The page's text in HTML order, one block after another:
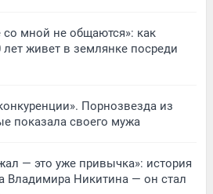
со мной не общаются»: как
живет в землянке посреди
Порнозвезда из
показала своего мужа
— это уже привычка»: история
Владимира Никитина — он стал